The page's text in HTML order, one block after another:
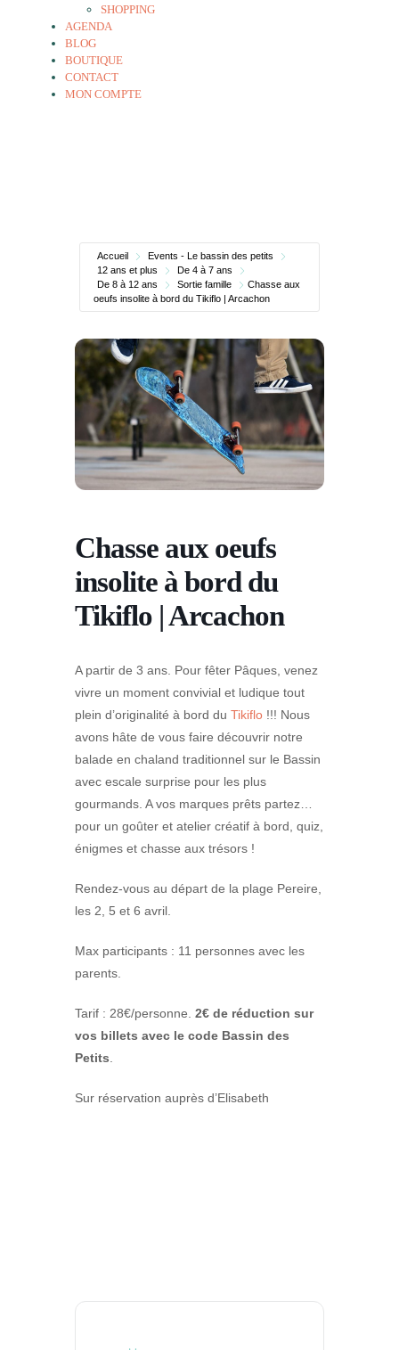
SHOPPING
AGENDA
BLOG
BOUTIQUE
CONTACT
MON COMPTE
Accueil
Events - Le bassin des petits
12 ans et plus
De 4 à 7 ans
De 8 à 12 ans
Sortie famille
Chasse aux
oeufs insolite à bord du Tikiflo | Arcachon
Chasse aux oeufs
insolite à bord du
Tikiflo | Arcachon
A partir de 3 ans. Pour fêter Pâques, venez
vivre un moment convivial et ludique tout
plein d’originalité à bord du Tikiflo !!! Nous
avons hâte de vous faire découvrir notre
balade en chaland traditionnel sur le Bassin
avec escale surprise pour les plus
gourmands. A vos marques prêts partez…
pour un goûter et atelier créatif à bord, quiz,
énigmes et chasse aux trésors !
Rendez-vous au départ de la plage Pereire,
les 2, 5 et 6 avril.
Max participants : 11 personnes avec les
parents.
Tarif : 28€/personne. 2€ de réduction sur
vos billets avec le code Bassin des
Petits
Sur réservation auprès d’Elisabeth